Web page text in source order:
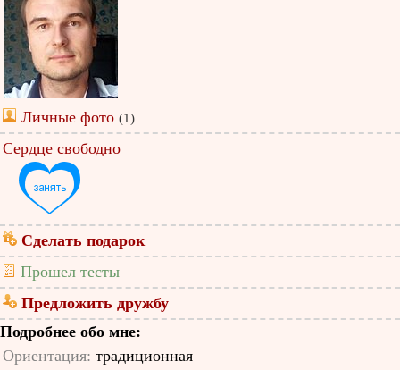
Личные фото (1)
Сердце свободно
Сделать подарок
Прошел тесты
Предложить дружбу
Подробнее обо мне:
Ориентация: традиционная